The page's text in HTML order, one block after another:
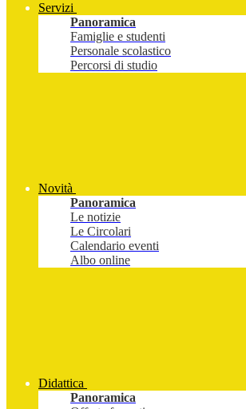
Servizi
Panoramica
Famiglie e studenti
Personale scolastico
Percorsi di studio
Novità
Panoramica
Le notizie
Le Circolari
Calendario eventi
Albo online
Didattica
Panoramica